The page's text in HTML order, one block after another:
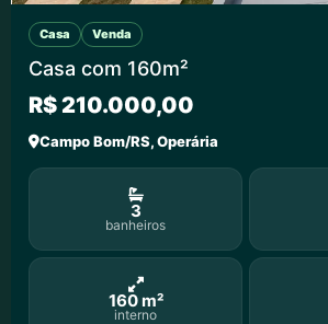
Casa Venda
Casa com 160m²
R$ 210.000,00
Campo Bom/RS, Operária
3
banheiros
160 m²
interno